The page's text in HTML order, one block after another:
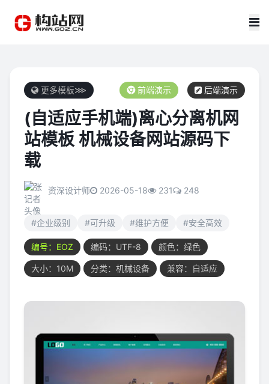
更多模板⋙ 前端演示 后端演示
(自适应手机端)离心分离机网
站模板 机械设备网站源码下
载
资深设计师 2026-05-18 231 248
#企业级别 #可升级 #维护方便 #安全高效
编号：EOZ 编码：UTF-8 颜色：绿色
大小：10M 分类：机械设备 兼容：自适应